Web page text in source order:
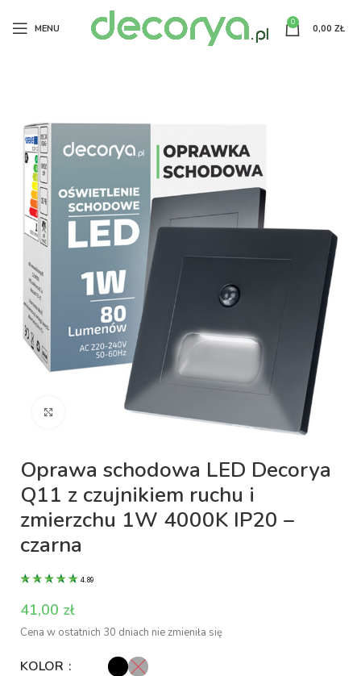
MENU
0
0,00 ZŁ
Kliknij aby powiększyć
Oprawa schodowa LED Decorya
Q11 z czujnikiem ruchu i
zmierzchu 1W 4000K IP20 –
czarna
4.89
zł
Cena w ostatnich 30 dniach nie zmieniła się
KOLOR